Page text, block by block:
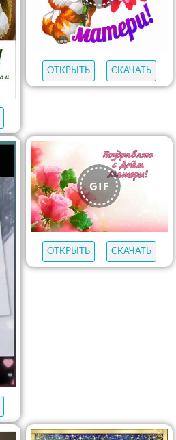
ОТКРЫТЬ СКАЧАТЬ
ОТКРЫТЬ СКАЧАТЬ